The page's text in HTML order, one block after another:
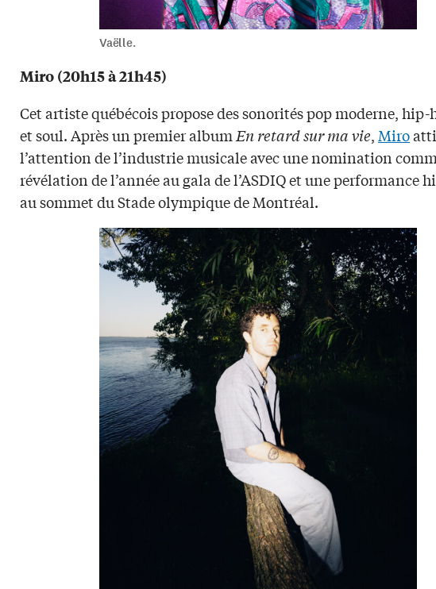
Vaëlle.
Miro (20h15 à 21h45)
Cet artiste québécois propose des sonorités pop moderne, hip-
et soul. Après un premier album En retard sur ma vie, Miro
l’attention de l’industrie musicale avec une nomination
révélation de l’année au gala de l’ASDIQ et une performance
au sommet du Stade olympique de Montréal.